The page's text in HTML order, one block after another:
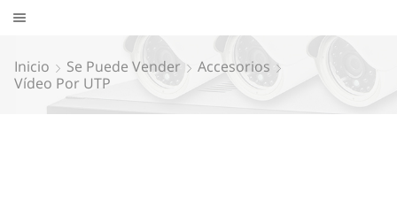
Inicio Se Puede Vender
Accesorios
Vídeo Por UTP